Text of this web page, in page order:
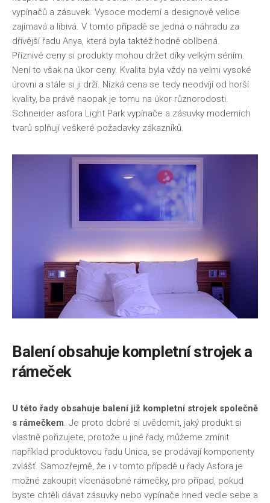
vypínačů a zásuvek. Vysoce moderní a designově velice
zajímavá a líbivá. V tomto případě se jedná o náhradu za
dřívější řadu Anya, která byla taktéž hodně oblíbená.
Příznivé ceny si produkty mohou držet díky velkým sériím.
Není to však na úkor ceny. Kvalita byla vždy na velmi vysoké
úrovni a stále si ji drží. Nízká cena se tedy neodvíjí od horší
kvality, ba právě naopak je tomu na úkor různorodosti.
Schneider asfora Light Park vypínače a zásuvky moderních
tvarů splňují veškeré požadavky zákazníků.
Balení obsahuje kompletní strojek a
rámeček
U této řady obsahuje balení již kompletní strojek společně
s rámečkem . Je proto dobré si uvědomit, jaký produkt si
vlastně pořizujete, protože u jiné řady, můžeme zmínit
například produktovou řadu Unica, se prodávají komponenty
zvlášť. Samozřejmě, že i v tomto případě u řady Asfora je
možné zakoupit vícenásobné rámečky, pro případ, pokud
byste chtěli dávat zásuvky nebo vypínače hned vedle sebe a